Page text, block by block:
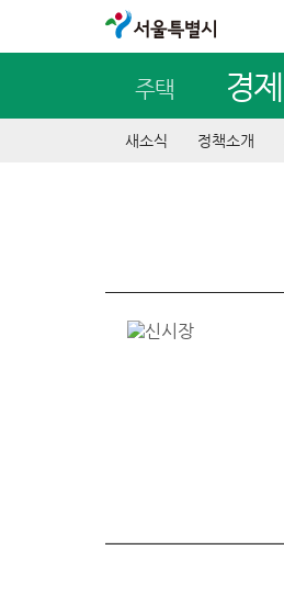
서울특별시
주택 경제
새소식 정책소개